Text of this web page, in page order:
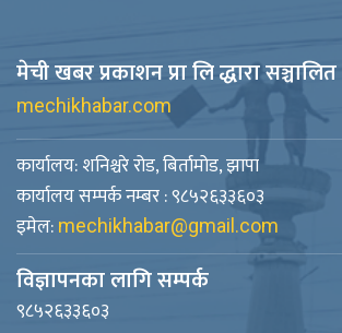
मेची खबर प्रकाशन प्रा लि द्धारा सञ्चालित
mechikhabar.com
कार्यालय: शनिश्चरे रोड, बिर्तामोड, झापा
कार्यालय सम्पर्क नम्बर : ९८५२६३३६०३
इमेल: mechikhabar@gmail.com
विज्ञापनका लागि सम्पर्क
९८५२६३३६०३